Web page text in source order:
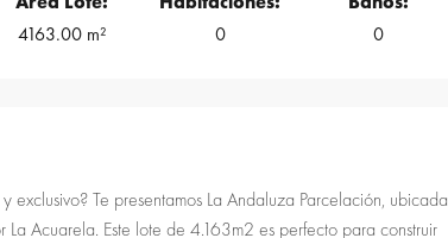
4163.00 m²
0
0
exclusivo? Te presentamos La Andaluza Parcelación, ubicada
Acuarela. Este lote de 4.163m2 es perfecto para construir